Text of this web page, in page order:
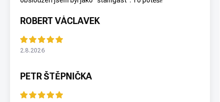
ROBERT VÁCLAVEK
2.8.2026
PETR ŠTĚPNIČKA